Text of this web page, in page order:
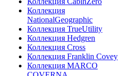
Коллекция
NationalGeographic
Коллекция TrueUtility
Коллекция Hedgren
Коллекция Cross
Коллекция Franklin Covey
Коллекция MARCO